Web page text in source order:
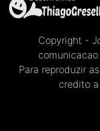
Copyright -
Para reproduzir
credito